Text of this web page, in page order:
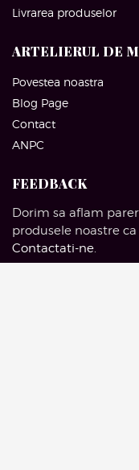
Livrarea produselor
ARTELIERUL DE
Povestea noastra
Blog Page
Contact
ANPC
FEEDBACK
Dorim sa aflam
produsele noastre
Contactati-ne.